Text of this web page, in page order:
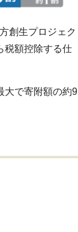
創生プロジェク
税額控除する仕
大で寄附額の約9